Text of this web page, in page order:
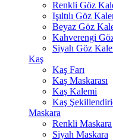
Renkli Göz
Işıltılı Göz
Beyaz Göz
Kahverengi
Siyah Göz
Kaş
Kaş Farı
Kaş Maskarası
Kaş Kalemi
Kaş
Maskara
Renkli Maskara
Siyah Maskara